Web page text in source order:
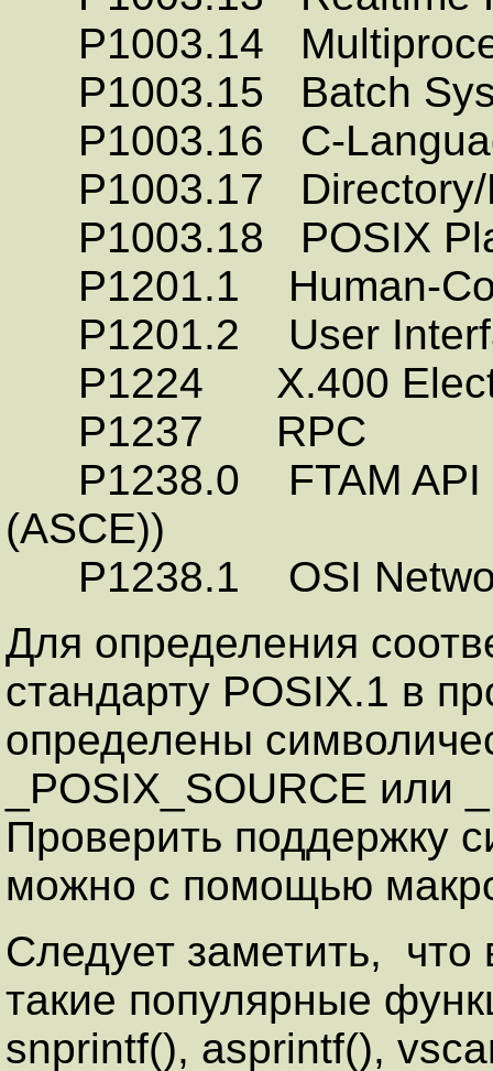
P1003.14
P1003.15 Batch
P1003.16 C-
P1003.17 Directory/
P1003.18 POSIX
P1201.1 Human-
P1201.2 User
P1224 X.400
P1237 RPC
P1238.0 FTAM API
(ASCE))
P1238.1 OSI
Для определения
стандарту POSIX.1 в
определены
_POSIX_SOURCE или
Проверить поддержку
можно с помощью
Следует заметить, что
такие популярные
snprintf(), asprintf(),